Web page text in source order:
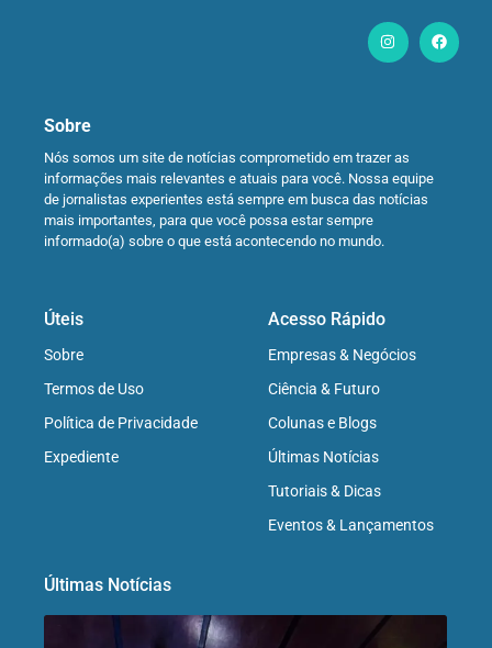
Sobre
Nós somos um site de notícias comprometido em trazer as
informações mais relevantes e atuais para você. Nossa equipe
de jornalistas experientes está sempre em busca das notícias
mais importantes, para que você possa estar sempre
informado(a) sobre o que está acontecendo no mundo.
Úteis
Sobre
Termos de Uso
Política de Privacidade
Expediente
Acesso Rápido
Empresas & Negócios
Ciência & Futuro
Colunas e Blogs
Últimas Notícias
Tutoriais & Dicas
Eventos & Lançamentos
Últimas Notícias